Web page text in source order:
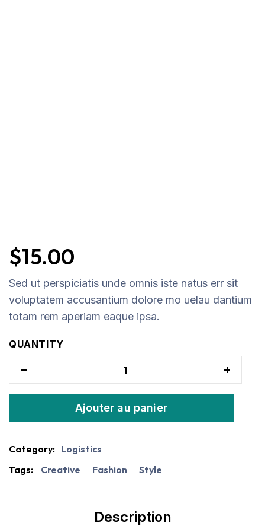
$15.00
Sed ut perspiciatis unde omnis iste natus err sit
voluptatem accusantium dolore mo uelau dantium
totam rem aperiam eaque ipsa.
QUANTITY
Ajouter au panier
Category: Logistics
Tags:
Creative Fashion Style
Description